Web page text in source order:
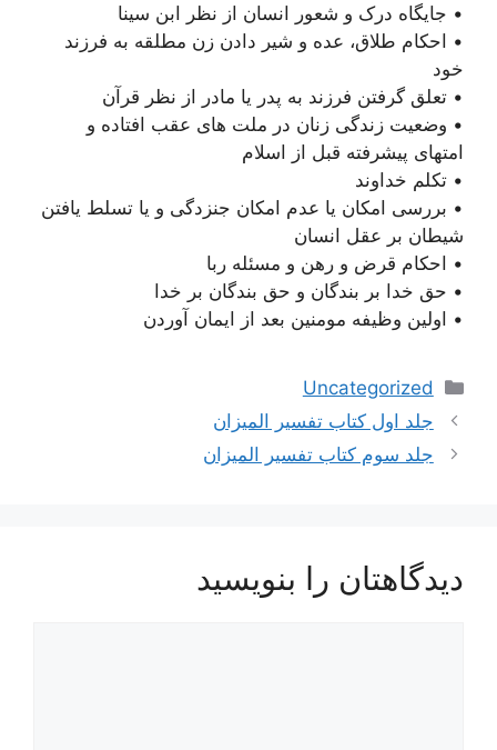
• جایگاه درک و شعور انسان از نظر ابن سینا
• احکام طلاق، عده و شیر دادن زن مطلقه به فرزند
خود
• تعلق گرفتن فرزند به پدر یا مادر از نظر قرآن
• وضعیت زندگی زنان در ملت های عقب افتاده و
امتهای پیشرفته قبل از اسلام
• تکلم خداوند
• بررسی امکان یا عدم امکان جنزدگی و یا تسلط یافتن
شیطان بر عقل انسان
• احکام قرض و رهن و مسئله ربا
• حق خدا بر بندگان و حق بندگان بر خدا
• اولین وظیفه مومنین بعد از ایمان آوردن
دسته‌ها
Uncategorized
ناوبری
نوشته‌ها
جلد اول کتاب تفسیر المیزان
جلد سوم کتاب تفسیر المیزان
دیدگاهتان را بنویسید